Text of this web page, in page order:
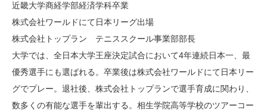
近畿大学商経学部経済学科卒業
株式会社ワールドにて日本リーグ出場
株式会社トップラン テニススクール事業部部長
大学では、全日本大学王座決定試合において4年連続日本一、最
優秀選手にも選ばれる。卒業後は株式会社ワールドにて日本リー
グでプレー。退社後、株式会社トップランで選手育成に関わり、
数多くの有能な選手を輩出する。相生学院高等学校のツアーコー